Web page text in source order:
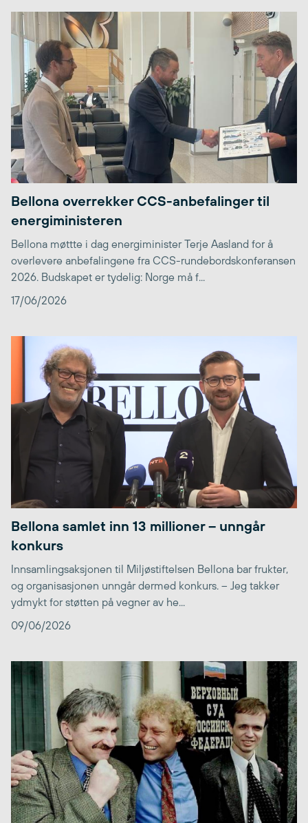
Bellona overrekker CCS-anbefalinger til
energiministeren
Bellona møttte i dag energiminister Terje Aasland for å
overlevere anbefalingene fra CCS-rundebordskonferansen
2026. Budskapet er tydelig: Norge må f...
17/06/2026
Bellona samlet inn 13 millioner – unngår
konkurs
Innsamlingsaksjonen til Miljøstiftelsen Bellona bar frukter,
og organisasjonen unngår dermed konkurs. – Jeg takker
ydmykt for støtten på vegner av he...
09/06/2026